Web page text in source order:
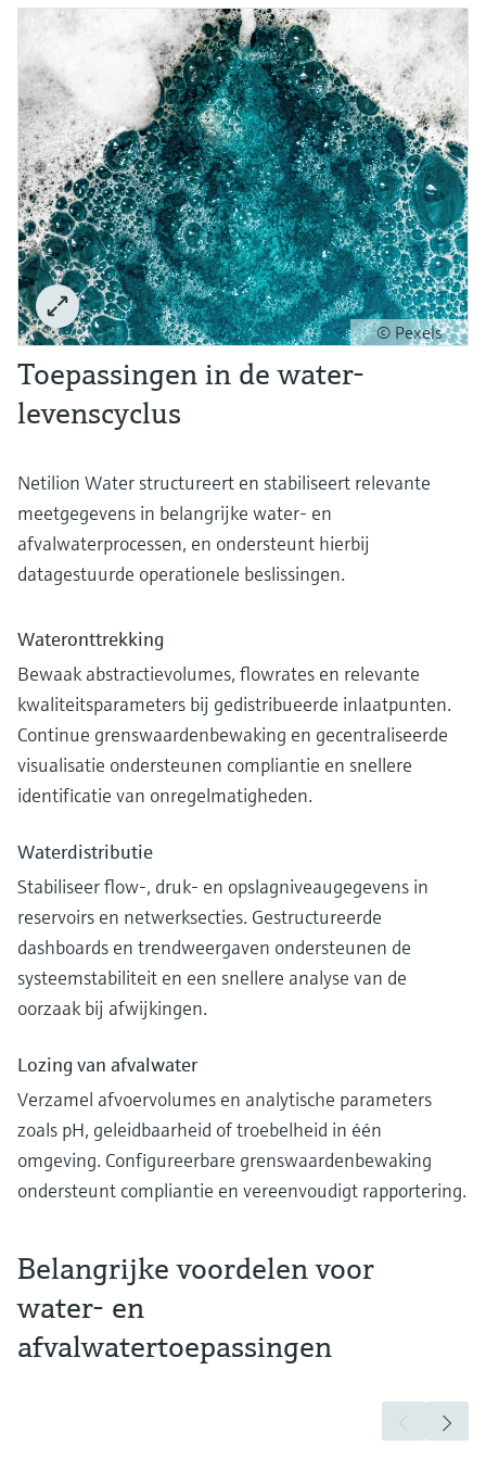
© Pexels
Toepassingen in de water-
levenscyclus
Netilion Water structureert en stabiliseert relevante
meetgegevens in belangrijke water- en
afvalwaterprocessen, en ondersteunt hierbij
datagestuurde operationele beslissingen.
Wateronttrekking
Bewaak abstractievolumes, flowrates en relevante
kwaliteitsparameters bij gedistribueerde inlaatpunten.
Continue grenswaardenbewaking en gecentraliseerde
visualisatie ondersteunen compliantie en snellere
identificatie van onregelmatigheden.
Waterdistributie
Stabiliseer flow-, druk- en opslagniveaugegevens in
reservoirs en netwerksecties. Gestructureerde
dashboards en trendweergaven ondersteunen de
systeemstabiliteit en een snellere analyse van de
oorzaak bij afwijkingen.
Lozing van afvalwater
Verzamel afvoervolumes en analytische parameters
zoals pH, geleidbaarheid of troebelheid in één
omgeving. Configureerbare grenswaardenbewaking
ondersteunt compliantie en vereenvoudigt rapportering.
Belangrijke voordelen voor
water- en
afvalwatertoepassingen